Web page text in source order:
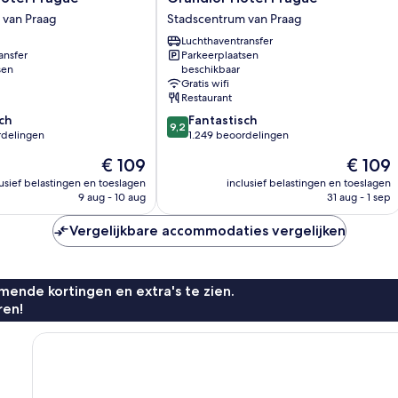
Praag
De
prijs
is
€ 109
belastingen en toeslagen
9 aug - 10 aug
Hotel
Prague
Stadscentrum
van
Praag
Stadscentrum van Praag
Luchthaventransfer
Parkeerplaatsen
beschikbaar
Gratis wifi
Restaurant
9.2
van
9,2 Fantastisch
1.249 beoordelingen
De
prijs
is
€ 109
inclusief belastingen en toeslagen
31 aug - 1 sep
Vergelijkbare accommodaties vergelijken
kortingen en extra's te zien.